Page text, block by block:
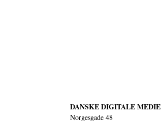
DANSKE DIGITALE
Norgesgade 48